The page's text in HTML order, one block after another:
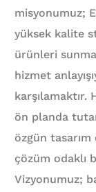
misyonumuz;
yüksek kalite
ürünleri
hizmet
ön planda
özgün tasarım
çözüm odaklı
Vizyonumuz;